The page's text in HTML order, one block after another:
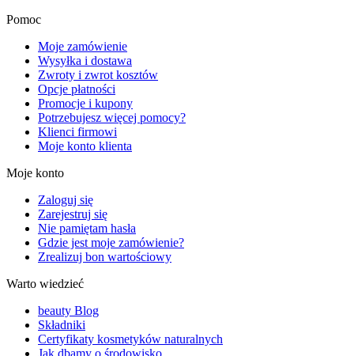
Pomoc
Moje zamówienie
Wysyłka i dostawa
Zwroty i zwrot kosztów
Opcje płatności
Promocje i kupony
Potrzebujesz więcej pomocy?
Klienci firmowi
Moje konto klienta
Moje konto
Zaloguj się
Zarejestruj się
Nie pamiętam hasła
Gdzie jest moje zamówienie?
Zrealizuj bon wartościowy
Warto wiedzieć
beauty Blog
Składniki
Certyfikaty kosmetyków naturalnych
Jak dbamy o środowisko